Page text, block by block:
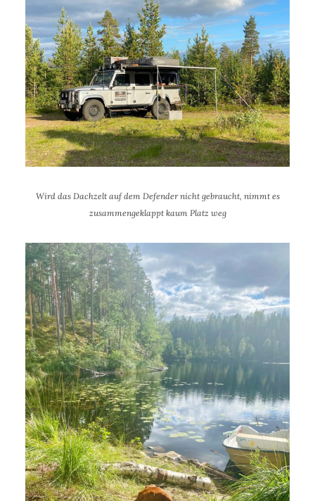
Wird das Dachzelt auf dem Defender nicht gebraucht, nimmt es
zusammengeklappt kaum Platz weg